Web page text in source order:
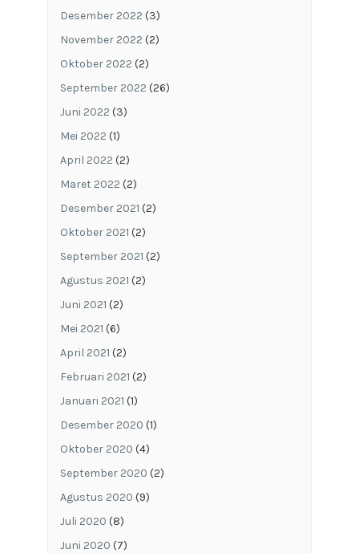
Desember 2022 (3)
November 2022 (2)
Oktober 2022 (2)
September 2022 (26)
Juni 2022 (3)
Mei 2022 (1)
April 2022 (2)
Maret 2022 (2)
Desember 2021 (2)
Oktober 2021 (2)
September 2021 (2)
Agustus 2021 (2)
Juni 2021 (2)
Mei 2021 (6)
April 2021 (2)
Februari 2021 (2)
Januari 2021 (1)
Desember 2020 (1)
Oktober 2020 (4)
September 2020 (2)
Agustus 2020 (9)
Juli 2020 (8)
Juni 2020 (7)